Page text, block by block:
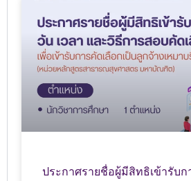
ประกาศรายชื่อผู้มีสิทธิเข้ารับ